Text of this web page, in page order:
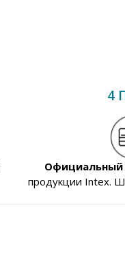
4
Официальный
продукции Intex.